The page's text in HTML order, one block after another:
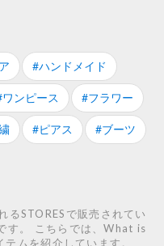
#ハンドメイド
ワンピース #フラワー
#ピアス #ブーツ
るSTORESで販売されてい
す。 こちらでは、What is
ムを紹介しています。